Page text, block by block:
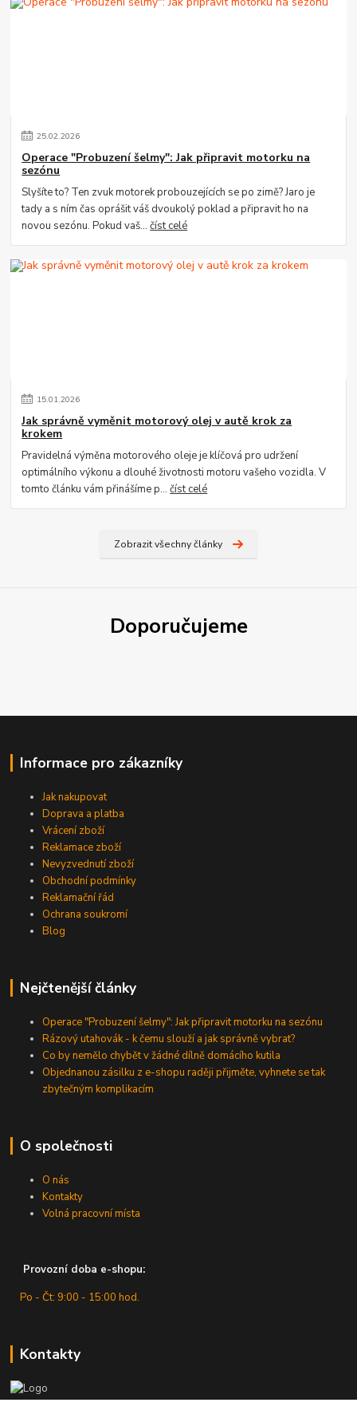
25.02.2026
Operace "Probuzení šelmy": Jak připravit motorku na
sezónu
Slyšíte to? Ten zvuk motorek probouzejících se po zimě? Jaro je
tady a s ním čas oprášit váš dvoukolý poklad a připravit ho na
novou sezónu. Pokud vaš...číst celé
15.01.2026
Jak správně vyměnit motorový olej v autě krok za
krokem
Pravidelná výměna motorového oleje je klíčová pro udržení
optimálního výkonu a dlouhé životnosti motoru vašeho vozidla. V
tomto článku vám přinášíme p...číst celé
Zobrazit všechny články
Doporučujeme
Informace pro zákazníky
Jak nakupovat
Doprava a platba
Vrácení zboží
Reklamace zboží
Nevyzvednutí zboží
Obchodní podmínky
Reklamační řád
Ochrana soukromí
Blog
Nejčtenější články
Operace "Probuzení šelmy": Jak připravit motorku na sezónu
Rázový utahovák - k čemu slouží a jak správně vybrat?
Co by nemělo chybět v žádné dílně domácího kutila
Objednanou zásilku z e-shopu raději přijměte, vyhnete se tak
zbytečným komplikacím
O společnosti
O nás
Kontakty
Volná pracovní místa
Provozní doba e-shopu:
Po - Čt: 9:00 - 15:00 hod.
Kontakty